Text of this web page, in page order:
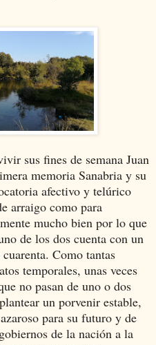
sus fines de semana Juan
memoria Sanabria y su
afectivo y telúrico
arraigo como para
mucho bien por lo que
de los dos cuenta con un
Como tantas
temporales, unas veces
no pasan de uno o dos
un porvenir estable,
para su futuro y de
de la nación a la